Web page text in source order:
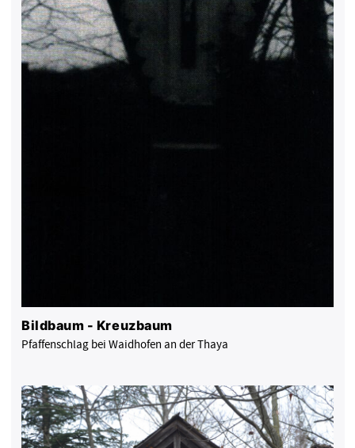
Bildbaum - Kreuzbaum
Pfaffenschlag bei Waidhofen an der Thaya